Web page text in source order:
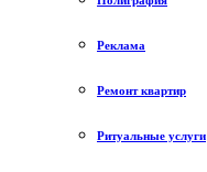
Реклама
Ремонт квартир
Ритуальные услуги